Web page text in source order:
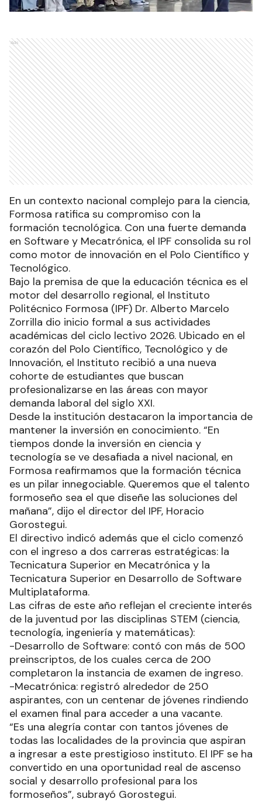
Ads
En un contexto nacional complejo para la ciencia,
Formosa ratifica su compromiso con la
formación tecnológica. Con una fuerte demanda
en Software y Mecatrónica, el IPF consolida su rol
como motor de innovación en el Polo Científico y
Tecnológico.
Bajo la premisa de que la educación técnica es el
motor del desarrollo regional, el Instituto
Politécnico Formosa (IPF) Dr. Alberto Marcelo
Zorrilla dio inicio formal a sus actividades
académicas del ciclo lectivo 2026. Ubicado en el
corazón del Polo Científico, Tecnológico y de
Innovación, el Instituto recibió a una nueva
cohorte de estudiantes que buscan
profesionalizarse en las áreas con mayor
demanda laboral del siglo XXI.
Desde la institución destacaron la importancia de
mantener la inversión en conocimiento. “En
tiempos donde la inversión en ciencia y
tecnología se ve desafiada a nivel nacional, en
Formosa reafirmamos que la formación técnica
es un pilar innegociable. Queremos que el talento
formoseño sea el que diseñe las soluciones del
mañana”, dijo el director del IPF, Horacio
Gorostegui.
El directivo indicó además que el ciclo comenzó
con el ingreso a dos carreras estratégicas: la
Tecnicatura Superior en Mecatrónica y la
Tecnicatura Superior en Desarrollo de Software
Multiplataforma.
Las cifras de este año reflejan el creciente interés
de la juventud por las disciplinas STEM (ciencia,
tecnología, ingeniería y matemáticas):
-Desarrollo de Software: contó con más de 500
preinscriptos, de los cuales cerca de 200
completaron la instancia de examen de ingreso.
-Mecatrónica: registró alrededor de 250
aspirantes, con un centenar de jóvenes rindiendo
el examen final para acceder a una vacante.
“Es una alegría contar con tantos jóvenes de
todas las localidades de la provincia que aspiran
a ingresar a este prestigioso instituto. El IPF se ha
convertido en una oportunidad real de ascenso
social y desarrollo profesional para los
formoseños”, subrayó Gorostegui.